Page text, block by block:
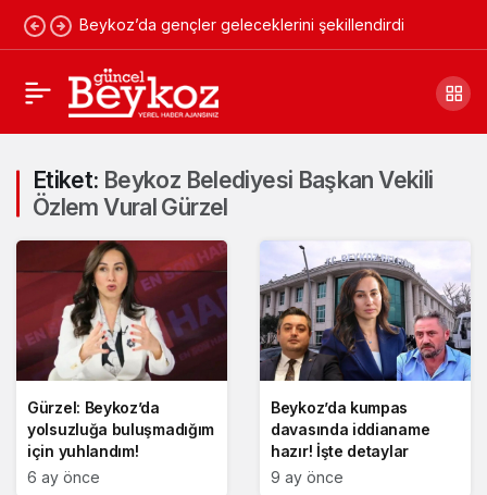
Beykoz’da gençler geleceklerini şekillendirdi
Etiket: Beykoz Belediyesi Başkan Vekili
Özlem Vural Gürzel
Gürzel: Beykoz’da
yolsuzluğa buluşmadığım
için yuhlandım!
6 ay önce
Beykoz’da kumpas
davasında iddianame
hazır! İşte detaylar
9 ay önce